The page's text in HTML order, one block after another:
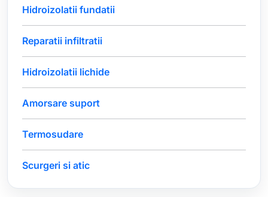
Hidroizolatii fundatii
Reparatii infiltratii
Hidroizolatii lichide
Amorsare suport
Termosudare
Scurgeri si atic